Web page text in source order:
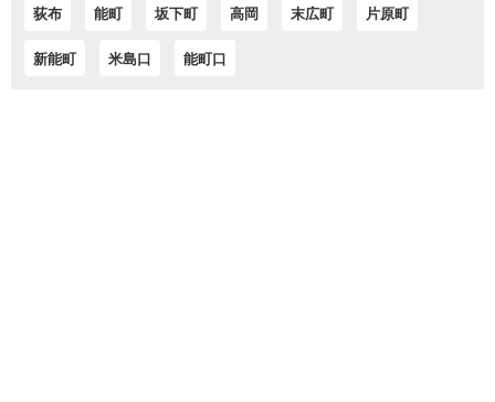
荻布 能町 坂下町 高岡 末広町 片原町
新能町 米島口 能町口